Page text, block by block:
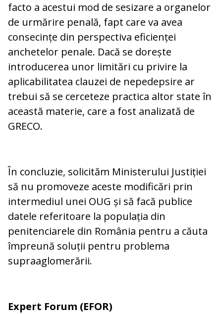
facto a acestui mod de sesizare a organelor
de urmărire penală, fapt care va avea
consecințe din perspectiva eficienței
anchetelor penale. Dacă se dorește
introducerea unor limitări cu privire la
aplicabilitatea clauzei de nepedepsire ar
trebui să se cerceteze practica altor state în
această materie, care a fost analizată de
GRECO.
În concluzie, solicităm Ministerului Justiției
să nu promoveze aceste modificări prin
intermediul unei OUG și să facă publice
datele referitoare la populația din
penitenciarele din România pentru a căuta
împreună soluții pentru problema
supraaglomerării.
Expert Forum (EFOR)